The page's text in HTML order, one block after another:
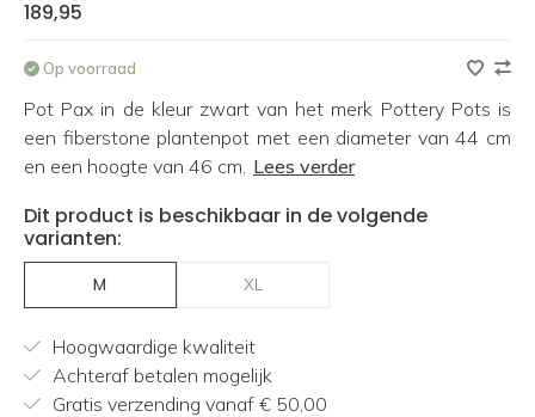
189,95
Op voorraad
Pot Pax in de kleur zwart van het merk Pottery Pots is
een fiberstone plantenpot met een diameter van 44 cm
en een hoogte van 46 cm. Lees verder
Dit product is beschikbaar in de volgende
varianten:
M XL
Hoogwaardige kwaliteit
Achteraf betalen mogelijk
Gratis verzending vanaf € 50,00